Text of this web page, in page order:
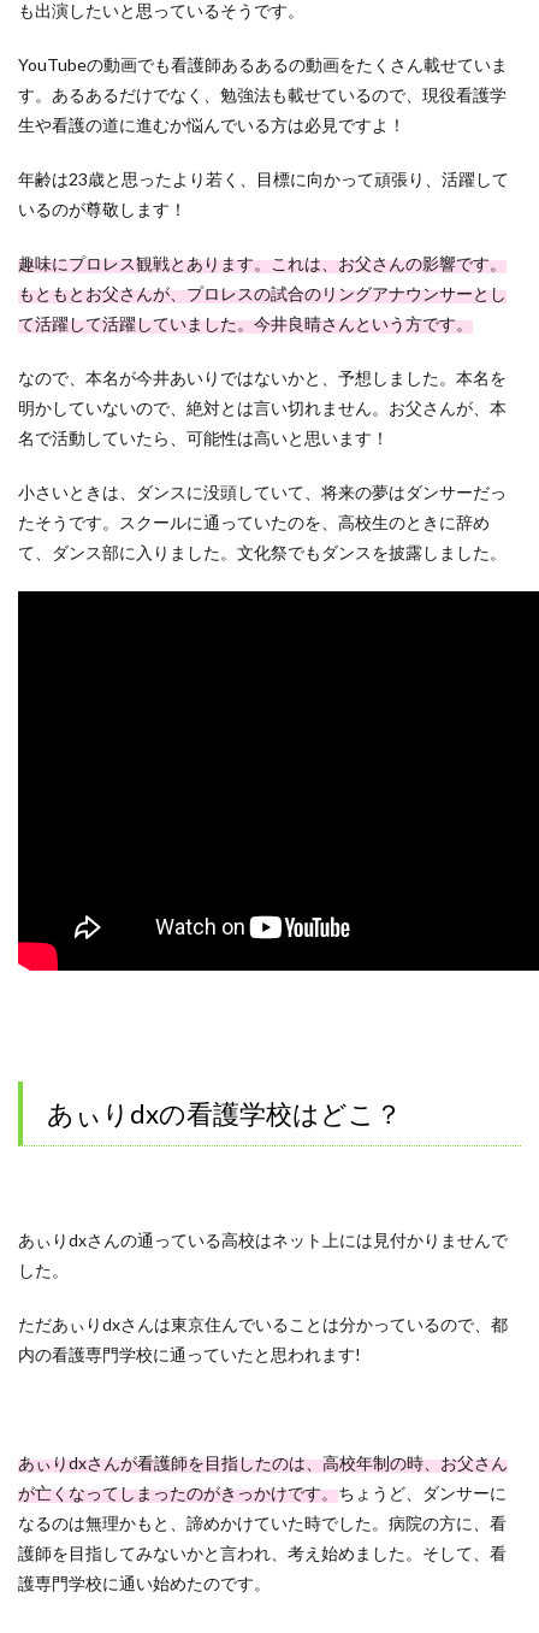
も出演したいと思っているそうです。
YouTubeの動画でも看護師あるあるの動画をたくさん載せていま
す。あるあるだけでなく、勉強法も載せているので、現役看護学
生や看護の道に進むか悩んでいる方は必見ですよ！
年齢は23歳と思ったより若く、目標に向かって頑張り、活躍して
いるのが尊敬します！
趣味にプロレス観戦とあります。これは、お父さんの影響です。
もともとお父さんが、プロレスの試合のリングアナウンサーとし
て活躍して活躍していました。今井良晴さんという方です。
なので、本名が今井あいりではないかと、予想しました。本名を
明かしていないので、絶対とは言い切れません。お父さんが、本
名で活動していたら、可能性は高いと思います！
小さいときは、ダンスに没頭していて、将来の夢はダンサーだっ
たそうです。スクールに通っていたのを、高校生のときに辞め
て、ダンス部に入りました。文化祭でもダンスを披露しました。
あぃりdxの看護学校はどこ？
あぃりdxさんの通っている高校はネット上には見付かりませんで
した。
ただあぃりdxさんは東京住んでいることは分かっているので、都
内の看護専門学校に通っていたと思われます!
あぃりdxさんが看護師を目指したのは、高校年制の時、お父さん
が亡くなってしまったのがきっかけです。ちょうど、ダンサーに
なるのは無理かもと、諦めかけていた時でした。病院の方に、看
護師を目指してみないかと言われ、考え始めました。そして、看
護専門学校に通い始めたのです。